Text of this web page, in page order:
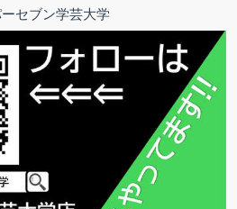
ーセブン学芸大学